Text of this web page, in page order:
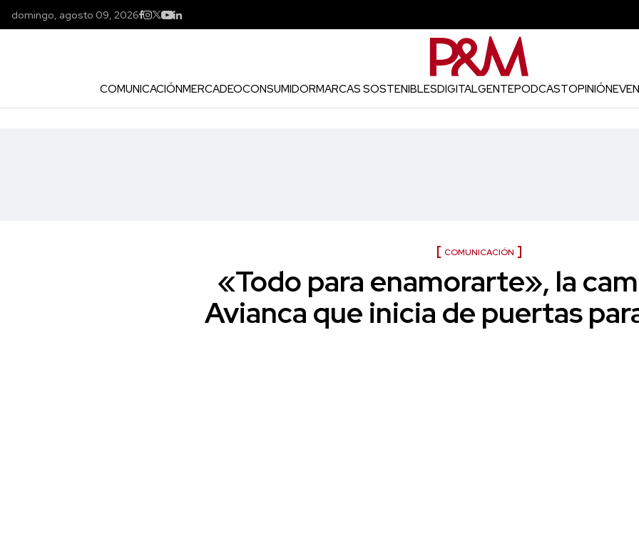
domingo, agosto 09, 2026
COMUNICACIÓNMERCADEOCONSUMIDORMARCAS SOSTENIBLESDIGITALGENTEPODCASTOPINIÓN
COMUNICACIÓN
«Todo para enamorarte», la
Avianca que inicia de puertas